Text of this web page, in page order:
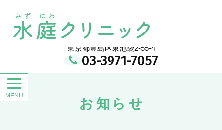
水庭クリニック
東京都豊島区東池袋2-55-4
03-3971-7057
お知らせ